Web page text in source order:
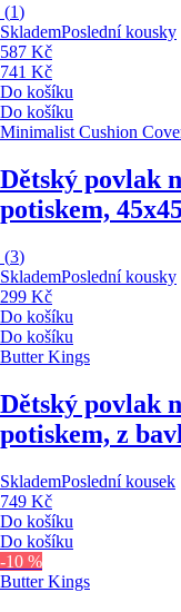
(1)
SklademPoslední kousky
587 Kč
741 Kč
Do košíku
Do košíku
Minimalist Cushion
Dětský povlak
potiskem,
(3)
SklademPoslední kousky
299 Kč
Do košíku
Do košíku
Butter Kings
Dětský povlak
potiskem, z
SklademPoslední kousek
749 Kč
Do košíku
Do košíku
-10 %
Butter Kings